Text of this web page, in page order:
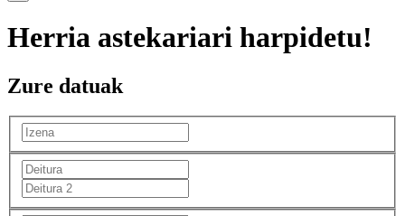
Herria astekariari harpidetu!
Zure datuak